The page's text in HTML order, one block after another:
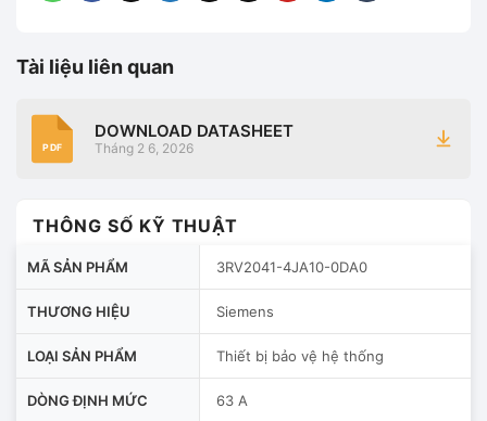
Tài liệu liên quan
PDF
DOWNLOAD DATASHEET
Tháng 2 6, 2026
THÔNG SỐ KỸ THUẬT
MÃ SẢN PHẨM 3RV2041-4JA10-0DA0
THƯƠNG HIỆU Siemens
LOẠI SẢN PHẨM Thiết bị bảo vệ hệ thống
DÒNG ĐỊNH MỨC 63 A